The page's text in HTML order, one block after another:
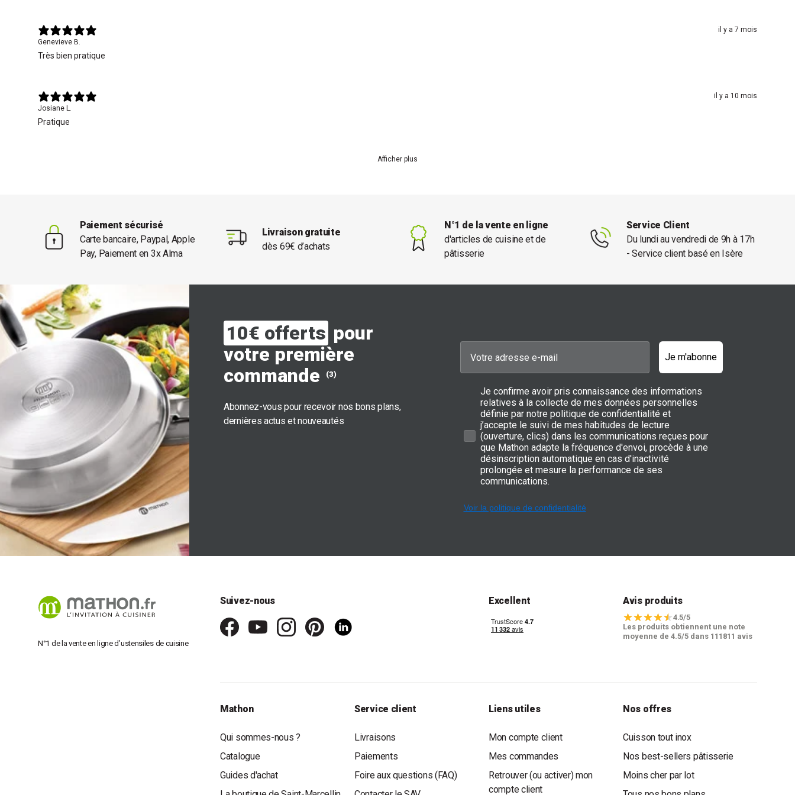
il y a 7 mois
Genevieve B.
Très bien pratique
il y a 10 mois
Josiane L.
Pratique
Afficher plus
Paiement sécurisé
Carte bancaire, Paypal, Apple
Pay, Paiement en 3x Alma
Livraison gratuite
dès 69€ d’achats
N°1 de la vente en ligne
d'articles de cuisine et de
pâtisserie
Service Client
Du lundi au vendredi de 9h à 17h
- Service client basé en Isère
10€ offerts pour
votre première
commande
(3)
Abonnez-vous pour recevoir nos bons plans,
dernières actus et nouveautés
Je m'abonne
Je confirme avoir pris connaissance des informations
relatives à la collecte de mes données personnelles
définie par notre politique de confidentialité et
j’accepte le suivi de mes habitudes de lecture
(ouverture, clics) dans les communications reçues pour
que Mathon adapte la fréquence d'envoi, procède à une
désinscription automatique en cas d'inactivité
prolongée et mesure la performance de ses
communications.
Voir la politique de confidentialité
N°1 de la vente en ligne d’ustensiles de cuisine
Suivez-nous Excellent Avis produits
4.5/5
Les produits obtiennent une note
moyenne de 4.5/5 dans 111811 avis
Mathon
Qui sommes-nous ?
Catalogue
Guides d'achat
Service client
Livraisons
Paiements
Foire aux questions (FAQ)
Liens utiles
Mon compte client
Mes commandes
Retrouver (ou activer) mon
compte client
Nos offres
Cuisson tout inox
Nos best-sellers pâtisserie
Moins cher par lot